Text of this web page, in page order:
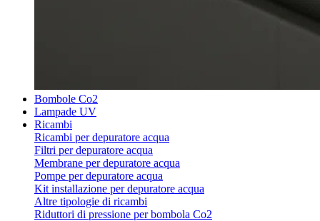
Bombole Co2
Lampade UV
Ricambi
Ricambi per depuratore acqua
Filtri per depuratore acqua
Membrane per depuratore acqua
Pompe per depuratore acqua
Kit installazione per depuratore acqua
Altre tipologie di ricambi
Riduttori di pressione per bombola Co2